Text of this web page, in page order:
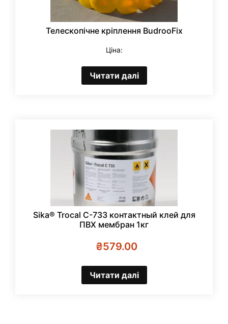
Телескопічне кріплення BudrooFix
Ціна:
Читати далі
Sika® Trocal C-733 контактный клей для
ПВХ мембран 1кг
₴579.00
Читати далі